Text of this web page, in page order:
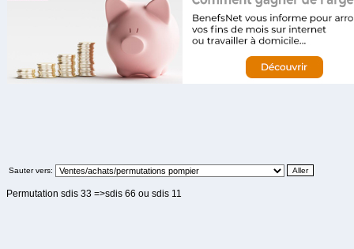
Sauter vers:
Permutation sdis 33 =>sdis 66 ou sdis 11